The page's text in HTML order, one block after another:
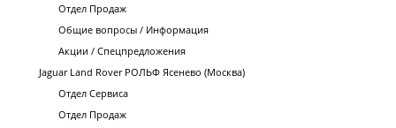
Отдел Продаж
Общие вопросы / Информация
Акции / Спецпредложения
Jaguar Land Rover РОЛЬФ Ясенево (Москва)
Отдел Сервиса
Отдел Продаж